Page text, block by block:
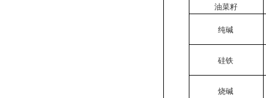
油菜籽
纯碱
硅铁
烧碱